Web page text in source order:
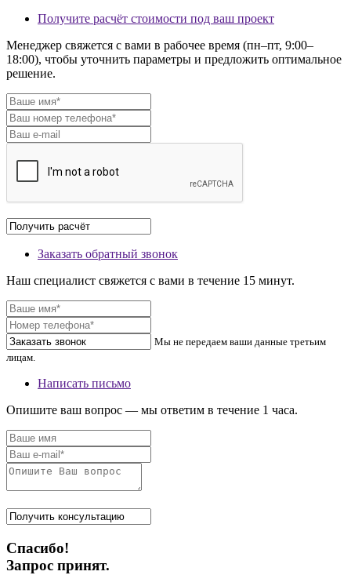
Получите расчёт стоимости под ваш проект
Менеджер свяжется с вами в рабочее время (пн–пт, 9:00–
18:00), чтобы уточнить параметры и предложить оптимальное
решение.
Заказать обратный звонок
Наш специалист свяжется с вами в течение 15 минут.
Мы не передаем ваши данные третьим
лицам.
Написать письмо
Опишите ваш вопрос — мы ответим в течение 1 часа.
Спасибо!
Запрос принят.